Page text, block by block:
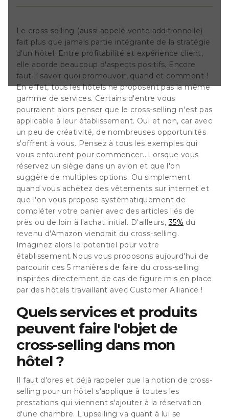
vous réservez
que l'on
Ou
des
que l'on vous
de
des articles
initial.
d'Amazon
Imaginez alors
Le cross-selling (aussi appelé vente additionnelle)
fait plus que jamais partie intégrante de la stratégie
d'un hôtel. Entre profitabilité et expérience client,
elle aborde beaucoup d'aspects positifs. Encore
faut-il savoir quoi promouvoir, quand et comment !
En effet, tous les hôtels ne proposent pas la même
gamme de services. Certains d'entre vous
pourraient alors penser que le cross-selling n'est pas
applicable à leur établissement. Oui et non, car avec
un peu de créativité, de nombreuses opportunités
s'offrent à vous. Pensez à tous les exemples qui
vous entourent pour commencer...Lorsque vous
réservez un siège dans un avion et que l'on
suggère de multiples options. Ou simplement
quand vous achetez des vêtements sur internet et
que l'on vous propose systématiquement de
compléter votre panier avec des articles liés de
près ou de loin à l'achat initial. D'ailleurs,35% du
revenu d'Amazon viendrait du cross-selling.
Imaginez alors le potentiel pour votre
établissement.Nous vous proposons aujourd'hui de
parcourir ces 5 manières de faire du cross-selling
inspirées directement de cas de figure mis en place
par des hôtels travaillant avec Customer Alliance !
Quels services et produits
peuvent faire l'objet de
cross-selling dans mon
hôtel ?
Il faut d'ores et déjà rappeler que la notion de cross-
selling pour un hôtel s'applique à toutes les
prestations qui viennent s'ajouter à la réservation
d'une chambre. L'upselling va quant à lui se